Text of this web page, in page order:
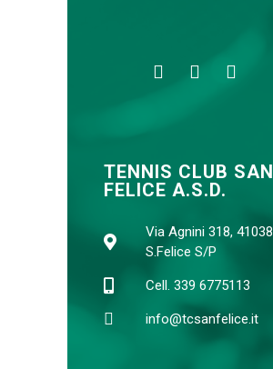
TENNIS CLUB SAN
FELICE A.S.D.
Via Agnini 318, 41038
S.Felice S/P
Cell. 339 6775113
info@tcsanfelice.it